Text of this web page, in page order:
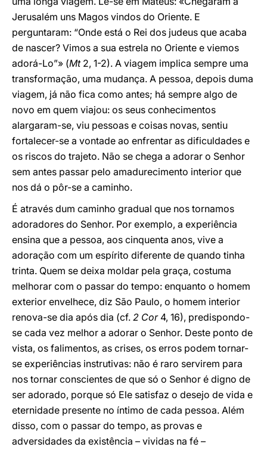
Jerusalém uns Magos vindos do Oriente. E
perguntaram: “Onde está o Rei dos judeus que acaba
de nascer? Vimos a sua estrela no Oriente e viemos
adorá-Lo”» (Mt2, 1-2). A viagem implica sempre uma
transformação, uma mudança. A pessoa, depois duma
viagem, já não fica como antes; há sempre algo de
novo em quem viajou: os seus conhecimentos
alargaram-se, viu pessoas e coisas novas, sentiu
fortalecer-se a vontade ao enfrentar as dificuldades e
os riscos do trajeto. Não se chega a adorar o Senhor
sem antes passar pelo amadurecimento interior que
nos dá o pôr-se a caminho.
É através dum caminho gradual que nos tornamos
adoradores do Senhor. Por exemplo, a experiência
ensina que a pessoa, aos cinquenta anos, vive a
adoração com um espírito diferente de quando tinha
trinta. Quem se deixa moldar pela graça, costuma
melhorar com o passar do tempo: enquanto o homem
exterior envelhece, diz São Paulo, o homem interior
renova-se dia após dia (cf. 2 Cor4, 16), predispondo-
se cada vez melhor a adorar o Senhor. Deste ponto de
vista, os falimentos, as crises, os erros podem tornar-
se experiências instrutivas: não é raro servirem para
nos tornar conscientes de que só o Senhor é digno de
ser adorado, porque só Ele satisfaz o desejo de vida e
eternidade presente no íntimo de cada pessoa. Além
disso, com o passar do tempo, as provas e
adversidades da existência – vividas na fé –